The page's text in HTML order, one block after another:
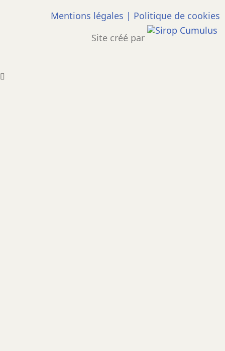
Mentions légales | Politique de cookies
Site créé par